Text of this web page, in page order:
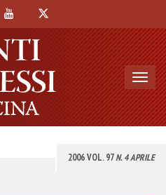
2006 VOL. 97N. 4 APRILE